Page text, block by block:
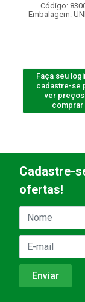
Código:
Embalagem:
Faça seu
cadastre-se
ver preços
comprar
Cadastre-
ofertas!